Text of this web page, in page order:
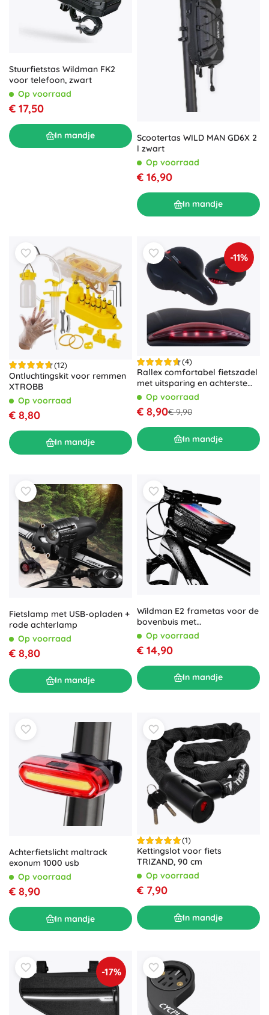
Stuurfietstas Wildman FK2
voor telefoon, zwart
Op voorraad
€ 17,50
In mandje
Scootertas WILD MAN GD6X 2
l zwart
Op voorraad
€ 16,90
In mandje
(12)
Ontluchtingskit voor remmen
XTROBB
Op voorraad
€ 8,80
In mandje
-11%
(4)
Rallex comfortabel fietszadel
met uitsparing en achterste
ledlicht
Op voorraad
€ 8,90€ 9,90
In mandje
Fietslamp met USB-opladen +
rode achterlamp
Op voorraad
€ 8,80
In mandje
Wildman E2 frametas voor de
bovenbuis met
telefoonhouder 1 l zwart
Op voorraad
€ 14,90
In mandje
Achterfietslicht maltrack
exonum 1000 usb
Op voorraad
€ 8,90
In mandje
(1)
Kettingslot voor fiets
TRIZAND, 90 cm
Op voorraad
€ 7,90
In mandje
-17%